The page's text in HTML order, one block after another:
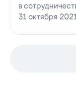
в
с
31 октября